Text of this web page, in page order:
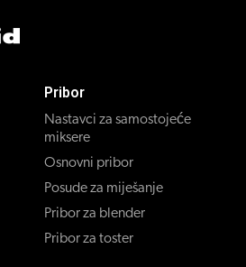
Pribor
Nastavci za samostojeće
miksere
Osnovni pribor
Posude za miješanje
Pribor za blender
Pribor za toster